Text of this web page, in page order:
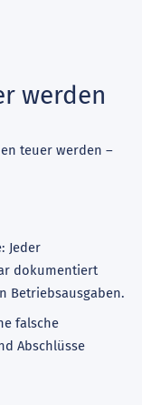
werden
teuer werden –
Jeder
dokumentiert
Betriebsausgaben.
falsche
Abschlüsse